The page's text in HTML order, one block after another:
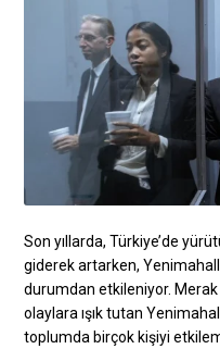
Son yıllarda, Türkiye’de
giderek artarken,
durumdan etkileniyor.
olaylara ışık tutan
toplumda birçok kişiyi